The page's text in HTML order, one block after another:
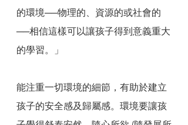
的環境──物理的、資源的或社會的
──相信這樣可以讓孩子得到意義重大
的學習。」
能注重一切環境的細節，有助於建立
孩子的安全感及歸屬感。環境要讓孩